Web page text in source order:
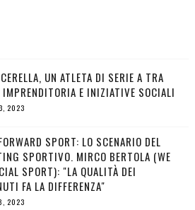
UN ATLETA DI SERIE A TRA
IMPRENDITORIA E INIZIATIVE SOCIALI
2023
SPORT: LO SCENARIO DEL
SPORTIVO. MIRCO BERTOLA (WE
SPORT): "LA QUALITÀ DEI
FA LA DIFFERENZA"
2023